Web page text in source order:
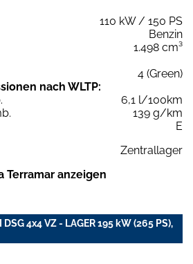
110 kW / 150 PS
Benzin
1.498 cm³
4 (Green)
nach WLTP:
6,1 l/100km
139 g/km
E
Zentrallager
Terramar anzeigen
4x4 VZ - LAGER 195 kW (265 PS),